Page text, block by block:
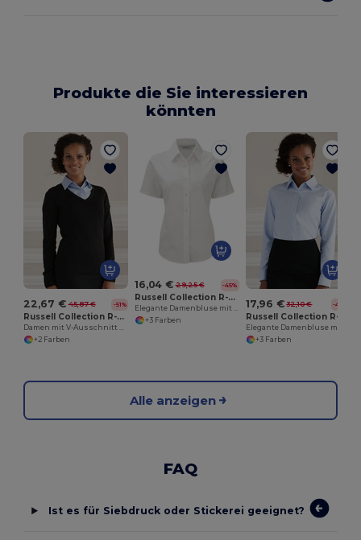
Produkte die Sie interessieren
könnten
22,67 € 45,87 € -51%
Russell Collection R-710F-0
Damen mit V-Ausschnitt Strickpullover
+2 Farben
16,04 € 29,25 € -45%
Russell Collection R-933F-0
Elegante Damenbluse mit Oxford-Stil
+3 Farben
17,96 € 32,10 € -44%
+3 Farben
Alle anzeigen
FAQ
Ist es für Siebdruck oder Stickerei geeignet?